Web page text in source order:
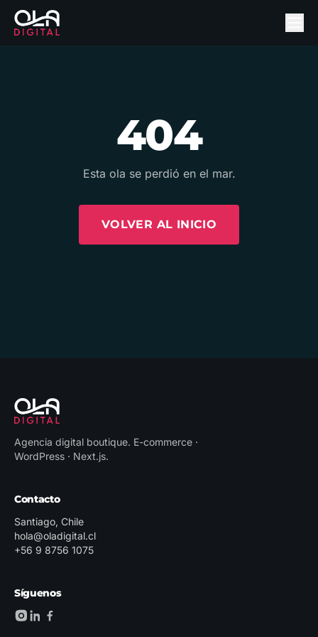
404
Esta ola se perdió en el mar.
VOLVER AL INICIO
Agencia digital boutique. E-commerce ·
WordPress · Next.js.
Contacto
Santiago, Chile
hola@oladigital.cl
+56 9 8756 1075
Síguenos